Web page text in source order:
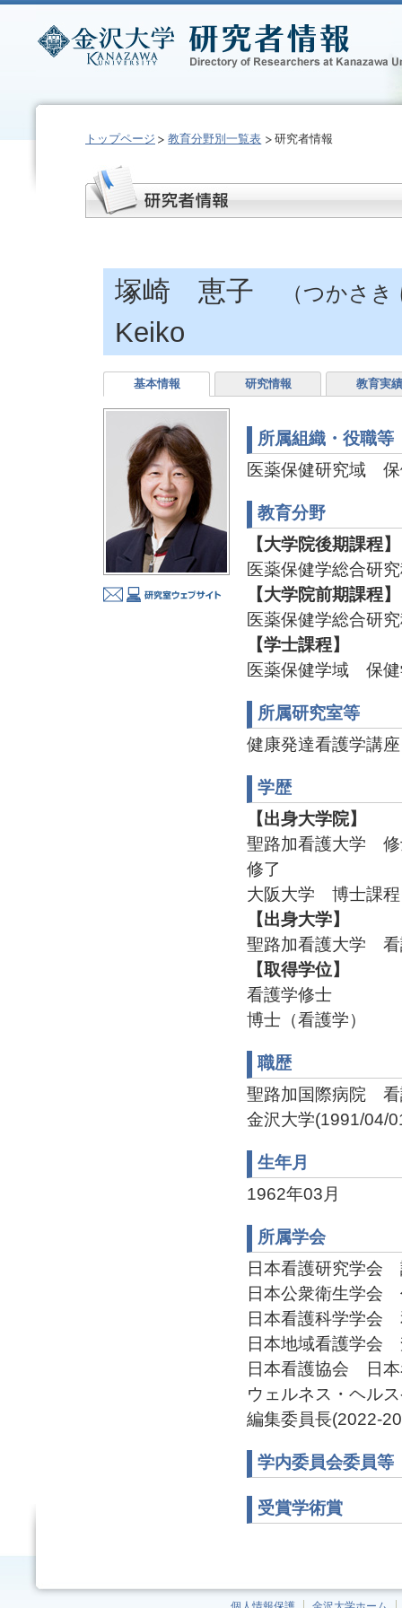
トップページ 教育分野別一覧表 研究者情報
塚崎 恵子 （つかさ
Keiko
基本情報 研究情報 教育実績
所属組織・役職等
医薬保健研究域 保
教育分野
【大学院後期課程】
医薬保健学総合研
【大学院前期課程】
医薬保健学総合研
【学士課程】
医薬保健学域 保
所属研究室等
健康発達看護学講
学歴
【出身大学院】
聖路加看護大学
修了
大阪大学 博士課
【出身大学】
聖路加看護大学
【取得学位】
看護学修士
博士（看護学）
職歴
聖路加国際病院 看
金沢大学(1991/04/
生年月
1962年03月
所属学会
日本看護研究学会
日本公衆衛生学会
日本看護科学学会
日本地域看護学会
日本看護協会 日本
ウェルネス・ヘル
編集委員長(2022-
学内委員会委員等
受賞学術賞
個人情報保護 金沢大学ホーム